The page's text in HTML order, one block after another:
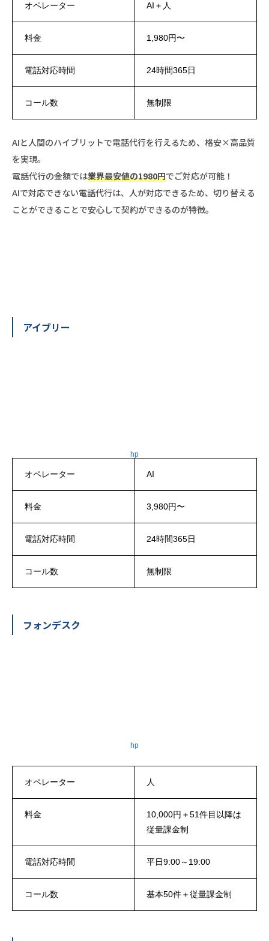
オペレーター AI＋人
料金 1,980円〜
電話対応時間 24時間365日
コール数 無制限
AIと人間のハイブリットで電話代行を行えるため、格安×高品質
を実現。
電話代行の金額では業界最安値の1980円でご対応が可能！
AIで対応できない電話代行は、人が対応できるため、切り替える
ことができることで安心して契約ができるのが特徴。
アイブリー
hp
オペレーター AI
料金 3,980円〜
電話対応時間 24時間365日
コール数 無制限
フォンデスク
hp
オペレーター 人
料金
10,000円＋51件目以降は
従量課金制
電話対応時間 平日9:00～19:00
コール数 基本50件＋従量課金制